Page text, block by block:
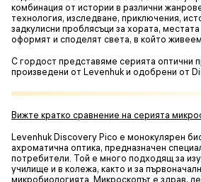
комбинация от истории в различни
технология, изследване, приключения,
задкулисни проблясъци за хората,
оформят и споделят света, в който живеем.
С гордост представяме серията оптични
произведени от Levenhuk и одобрени от
Вижте кратко сравнение на серията
Levenhuk Discovery Pico е монокулярен
ахроматична оптика, предназначен
потребители. Той е много подходящ за
училище и в колежа, както и за
микробиологията. Микроскопът е здрав,